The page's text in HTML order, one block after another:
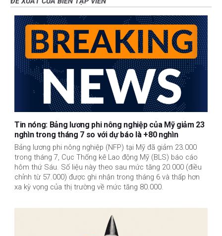
Tin nóng: Bảng lương phi nông nghiệp của Mỹ giảm 23
nghìn trong tháng 7 so với dự báo là +80 nghìn
Bảng lương phi nông nghiệp (NFP) tại Mỹ đã giảm 23.000
trong tháng 7, Cục Thống kê Lao động Mỹ (BLS) báo cáo
hôm thứ Sáu. Số liệu này theo sau mức tăng 20.000 (điều
chỉnh từ 57.000) được ghi nhận trong tháng 6 và thấp hơn
xa kỳ vọng của thị trường về mức tăng 80.000.